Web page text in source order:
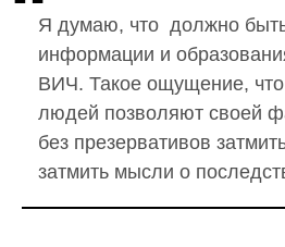
Я думаю, что должно
информации и
ВИЧ. Такое ощущение,
людей позволяют своей
без презервативов
затмить мысли о